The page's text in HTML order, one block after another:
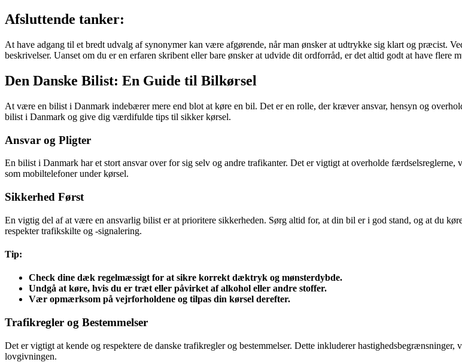
Afsluttende tanker:
At have adgang til et bredt udvalg af synonymer kan være afgørende, når man ønsker at udtrykke sig klart og præcist.
beskrivelser. Uanset om du er en erfaren skribent eller bare ønsker at udvide dit ordforråd, er det altid godt at have flere
Den Danske Bilist: En Guide til Bilkørsel
At være en bilist i Danmark indebærer mere end blot at køre en bil. Det er en rolle, der kræver ansvar, hensyn og
bilist i Danmark og give dig værdifulde tips til sikker kørsel.
Ansvar og Pligter
En bilist i Danmark har et stort ansvar over for sig selv og andre trafikanter. Det er vigtigt at overholde
som mobiltelefoner under kørsel.
Sikkerhed Først
En vigtig del af at være en ansvarlig bilist er at prioritere sikkerheden. Sørg altid for, at din bil er i god stand, og at du
respekter trafikskilte og -signalering.
Tip:
Check dine dæk regelmæssigt for at sikre korrekt dæktryk og mønsterdybde.
Undgå at køre, hvis du er træt eller påvirket af alkohol eller andre stoffer.
Vær opmærksom på vejrforholdene og tilpas din kørsel derefter.
Trafikregler og Bestemmelser
Det er vigtigt at kende og respektere de danske trafikregler og bestemmelser. Dette inkluderer
lovgivningen.